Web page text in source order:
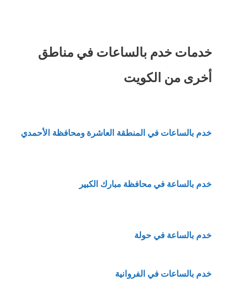
خدمات خدم بالساعات في مناطق
أخرى من الكويت
خدم بالساعات في المنطقة العاشرة ومحافظة الأحمدي
خدم بالساعة في محافظة مبارك الكبير
خدم بالساعة في حولة
خدم بالساعات في الفروانية